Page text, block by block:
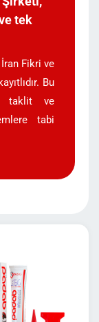
tek
Fikri ve
Bu
taklit ve
tabi